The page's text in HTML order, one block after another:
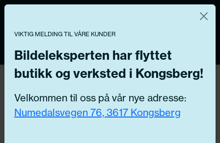
Få riktig del til bilen din ved å legge inn
Vi og våre forretningspartnere bruker teknologier,
inkludert informasjonskapsler/«cookies» til å samle
informasjon om deg for forskjellige formål, inkludert:
Funksjonelle, Statistiske, Markedsføring
Ved å trykke «Godta» gir du din tillatelse til alle disse
formålene. Du kan også velge formålet du vil
VIKTIG MELDING TIL VÅRE KUNDER
Bildeleksperten har flyttet
butikk og verksted i Kongsberg!
Velkommen til oss på vår nye adresse:
Numedalsvegen 76, 3617 Kongsberg